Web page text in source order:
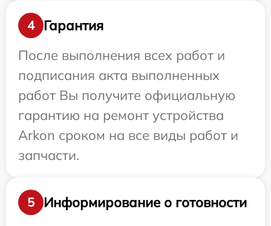
4
Гарантия
После выполнения всех работ и
подписания акта выполненных
работ Вы получите официальную
гарантию на ремонт устройства
Arkon сроком на все виды работ и
запчасти.
5
Информирование о готовности